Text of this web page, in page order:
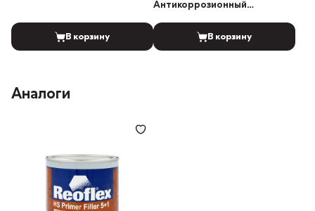
В корзину
Антикоррозионный
В корзину
Аналоги